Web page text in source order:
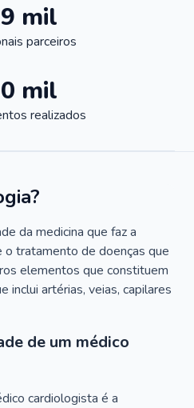
mil
parceiros
mil
realizados
da medicina que faz a
o tratamento de doenças que
elementos que constituem
inclui artérias, veias, capilares
de um médico
cardiologista é a